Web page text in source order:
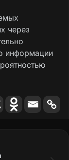
через
информации